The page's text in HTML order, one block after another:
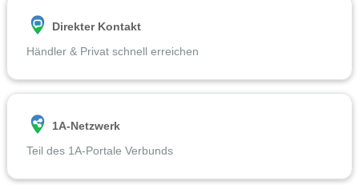
Direkter Kontakt
Händler & Privat schnell erreichen
1A-Netzwerk
Teil des 1A-Portale Verbunds